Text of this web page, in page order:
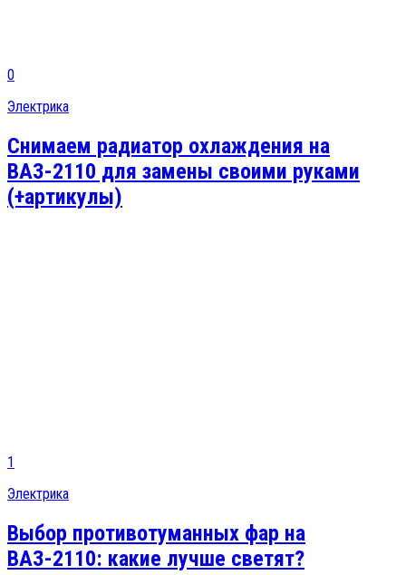
0
Электрика
Снимаем радиатор охлаждения на
ВАЗ-2110 для замены своими руками
(+артикулы)
1
Электрика
Выбор противотуманных фар на
ВАЗ-2110: какие лучше светят?